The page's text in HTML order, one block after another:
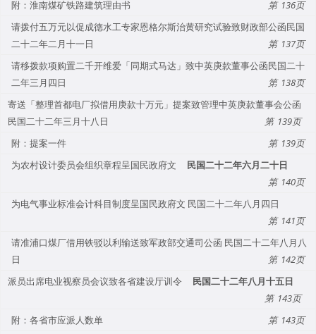
附：淮南煤矿铁路建筑理由书
136
请拨付五万元以促成德水工专家恩格尔斯治黄研究试验致财政部公函民国
二十二年二月十一日
137
请移拨款项购置二千开维爱「同期式马达」致中英庚款董事公函民国二十
二年三月四日
138
寄送「整理首都电厂拟借用庚款十万元」提案致管理中英庚款董事会公函
民国二十二年三月十八日
139
附：提案一件
139
为农村设计委员会组织章程呈国民政府文
民国二十二年六月二十日
140
为电气事业标准会计科目制度呈国民政府文 民国二十二年八月四日
141
请准浦口煤厂借用铁驳以利输送致军政部交通司公函 民国二十二年八月八
日
142
派员出席电业视察员会议致各省建设厅训令
民国二十二年八月十五日
143
附：各省市应派人数单
143